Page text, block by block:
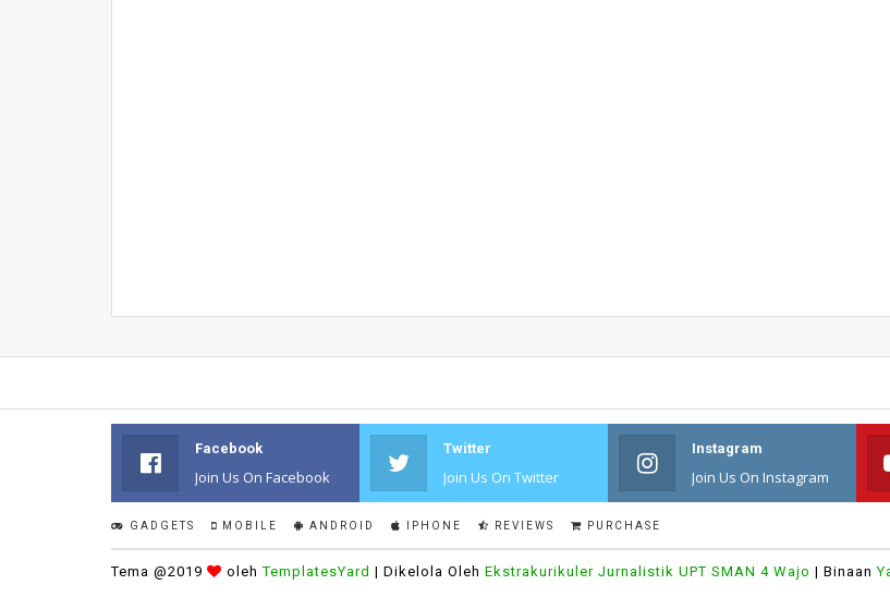
Facebook
Join Us On Facebook
Twitter
Join Us On Twitter
Instagram
Join Us On Instagram
GADGETS MOBILE ANDROID IPHONE REVIEWS PURCHASE
Tema @2019 olehTemplatesYard | Dikelola Oleh Ekstrakurikuler Jurnalistik UPT SMAN 4 Wajo | Binaan